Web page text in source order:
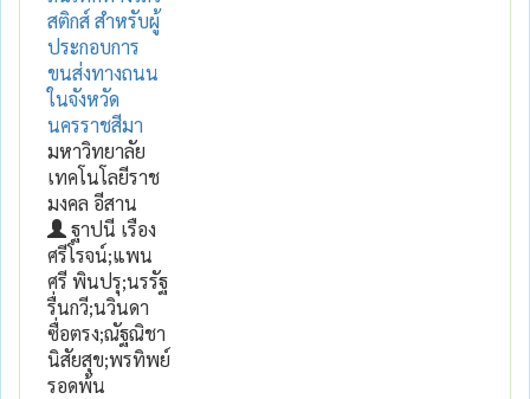
สติกส์ สำหรับผู้
ประกอบการ
ขนส่งทางถนน
ในจังหวัด
นครราชสีมา
มหาวิทยาลัย
เทคโนโลยีราช
มงคล อีสาน
ฐาปนี เรือง
ศรีโรจน์;แพน
ศรี พินปรุ;นรรัฐ
รื่นกวี;นวินดา
ซื่อตรง;ณัฐณิชา
นิสัยสุข;พรทิพย์
รอดพ้น